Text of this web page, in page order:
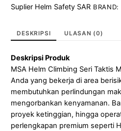
Suplier Helm Safety SAR BRAND:
DESKRIPSI ULASAN (0)
Deskripsi Produk
MSA Helm Climbing Seri Taktis
Anda yang bekerja di area
membutuhkan perlindungan
mengorbankan kenyamanan.
proyek ketinggian, hingga
perlengkapan premium seperti